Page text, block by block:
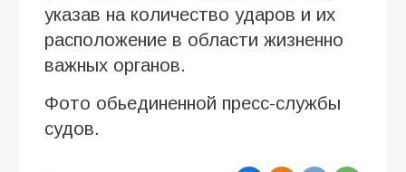
указав на количество ударов и их
расположение в области жизненно
важных органов.
Фото обьединенной пресс-службы
судов.